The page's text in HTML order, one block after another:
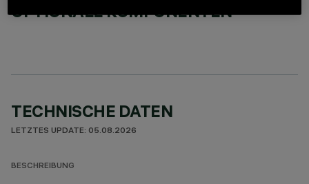
OPTIONALE KOMPONENTEN
TECHNISCHE DATEN
LETZTES UPDATE: 05.08.2026
BESCHREIBUNG